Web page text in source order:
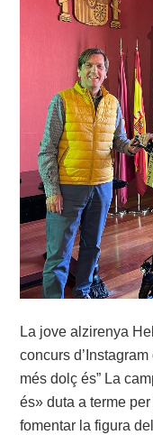
La jove alzirenya
concurs
més dolç és” La
és» duta a terme
fomentar la figura